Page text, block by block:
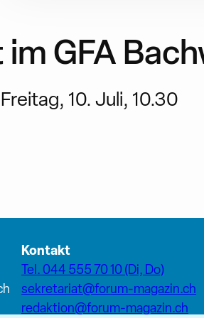
GFA
Freitag, 10. Juli, 10.30
Kontakt
Tel. 044 555 70 10 (Di, Do)
sekretariat@forum-magazin.ch
redaktion@forum-magazin.ch